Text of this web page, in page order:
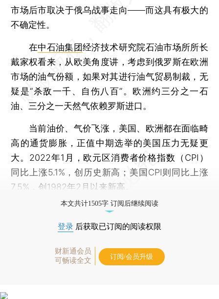
市场后市取决于俄乌战事走向——而这具有极大的
不确定性。
在中石油集团经济技术研究院石油市场所所长
戴家权看来，从欧美角度讲，考虑到俄罗斯在欧洲
市场的油气份额，如果对其进行油气贸易制裁，无
疑是“杀敌一千、自伤八百”。欧洲约三分之一石
油、三分之一天然气依赖罗斯进口。
当前油价、气价飞涨，美国、欧洲都在面临畸
高的通货膨胀，正值中期选举的美国压力无疑更
大。2022年1月，欧元区消费者价格指数（CPI）
同比上涨5.1%，创历史新高；美国CPI则同比上涨
7.5%，创1982年2月以来新高。
本文共计1505字 订阅后继续阅读
登录 后获取已订阅的阅读权限
财新通会员
可畅读全文
订阅/会员升级